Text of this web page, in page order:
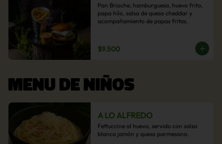
Pan Brioche, hamburguesa, huevo frito,
papa hilo, salsa de queso cheddar y
acompañamiento de papas fritas.
$9.500
MENU DE NIÑOS
A LO ALFREDO
Fettuccine al huevo, servido con salsa
blanca jamón y queso parmesano.